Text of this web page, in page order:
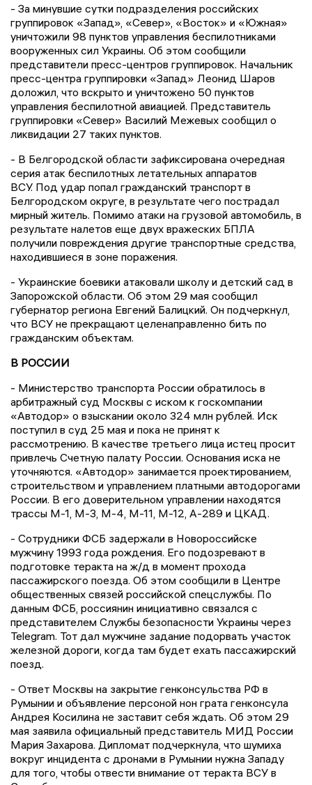
- За минувшие сутки подразделения российских
группировок «Запад», «Север», «Восток» и «Южная»
уничтожили 98 пунктов управления беспилотниками
вооруженных сил Украины. Об этом сообщили
представители пресс-центров группировок. Начальник
пресс-центра группировки «Запад» Леонид Шаров
доложил, что вскрыто и уничтожено 50 пунктов
управления беспилотной авиацией. Представитель
группировки «Север» Василий Межевых сообщил о
ликвидации 27 таких пунктов.
- В Белгородской области зафиксирована очередная
серия атак беспилотных летательных аппаратов
ВСУ. Под удар попал гражданский транспорт в
Белгородском округе, в результате чего пострадал
мирный житель. Помимо атаки на грузовой автомобиль, в
результате налетов еще двух вражеских БПЛА
получили повреждения другие транспортные средства,
находившиеся в зоне поражения.
- Украинские боевики атаковали школу и детский сад в
Запорожской области. Об этом 29 мая сообщил
губернатор региона Евгений Балицкий. Он подчеркнул,
что ВСУ не прекращают целенаправленно бить по
гражданским объектам.
В РОССИИ
- Министерство транспорта России обратилось в
арбитражный суд Москвы с иском к госкомпании
«Автодор» о взыскании около 324 млн рублей. Иск
поступил в суд 25 мая и пока не принят к
рассмотрению. В качестве третьего лица истец просит
привлечь Счетную палату России. Основания иска не
уточняются. «Автодор» занимается проектированием,
строительством и управлением платными автодорогами
России. В его доверительном управлении находятся
трассы М-1, М-3, М-4, М-11, М-12, А-289 и ЦКАД.
- Сотрудники ФСБ задержали в Новороссийске
мужчину 1993 года рождения. Его подозревают в
подготовке теракта на ж/д в момент прохода
пассажирского поезда. Об этом сообщили в Центре
общественных связей российской спецслужбы. По
данным ФСБ, россиянин инициативно связался с
представителем Службы безопасности Украины через
Telegram. Тот дал мужчине задание подорвать участок
железной дороги, когда там будет ехать пассажирский
поезд.
- Ответ Москвы на закрытие генконсульства РФ в
Румынии и объявление персоной нон грата генконсула
Андрея Косилина не заставит себя ждать. Об этом 29
мая заявила официальный представитель МИД России
Мария Захарова. Дипломат подчеркнула, что шумиха
вокруг инцидента с дронами в Румынии нужна Западу
для того, чтобы отвести внимание от теракта ВСУ в